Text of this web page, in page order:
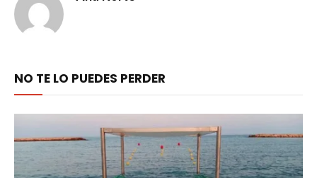
NO TE LO PUEDES PERDER